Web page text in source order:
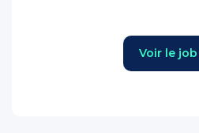
Voir le job